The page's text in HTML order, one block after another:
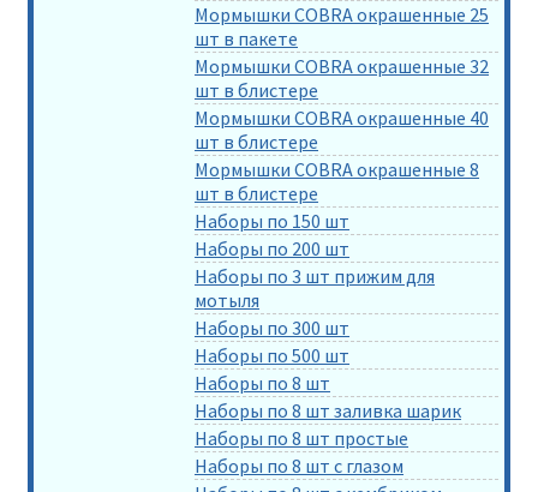
Мормышки COBRA окрашенные 25
шт в пакете
Мормышки COBRA окрашенные 32
шт в блистере
Мормышки COBRA окрашенные 40
шт в блистере
Мормышки COBRA окрашенные 8
шт в блистере
Наборы по 150 шт
Наборы по 200 шт
Наборы по 3 шт прижим для
мотыля
Наборы по 300 шт
Наборы по 500 шт
Наборы по 8 шт
Наборы по 8 шт заливка шарик
Наборы по 8 шт простые
Наборы по 8 шт с глазом